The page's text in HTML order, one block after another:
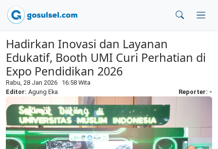
Hadirkan Inovasi dan Layanan
Edukatif, Booth UMI Curi Perhatian di
Expo Pendidikan 2026
Rabu, 28 Jan 2026 16:58 Wita
Editor: Agung Eka Reporter: -